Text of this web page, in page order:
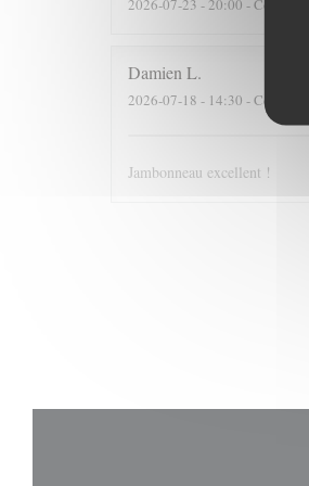
Damien L
2026-07-18 - 14:30 - Couverts 4
Jambonneau excellent !